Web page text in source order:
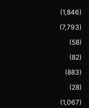
(1,846)
(7,793)
(58)
(82)
(883)
(28)
(1,067)